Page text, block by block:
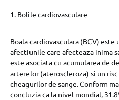
1. Bolile cardiovasculare
Boala cardiovasculara (BCV)
afectiunile care afecteaza inima
este asociata cu acumularea de
arterelor (ateroscleroza) si un
cheagurilor de sange. Conform
concluzia ca la nivel mondial,